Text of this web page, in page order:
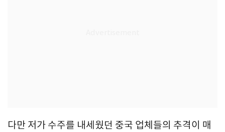
다만 저가 수주를 내세웠던 중국 업체들의 추격이 매